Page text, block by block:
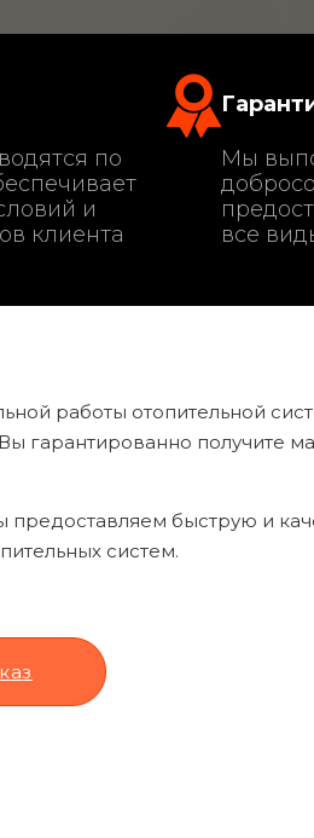
по
и
клиента
Мы
все
работы отопительной
гарантированно получите
предоставляем быструю и
систем.